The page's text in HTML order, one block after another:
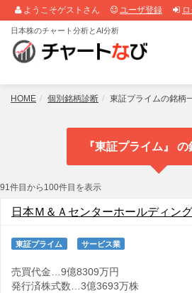
ようこそゲストさん ユーザ登録
日本株のチャート分析とAI分析
HOME 個別銘柄診断 東証プライムの銘柄
『東証プライム』
91件目から100件目を表示
日本Ｍ＆Ａセンターホールディン
東証プライム サービス業
売買代金…9億8309万円
発行済株式数…3億3693万株